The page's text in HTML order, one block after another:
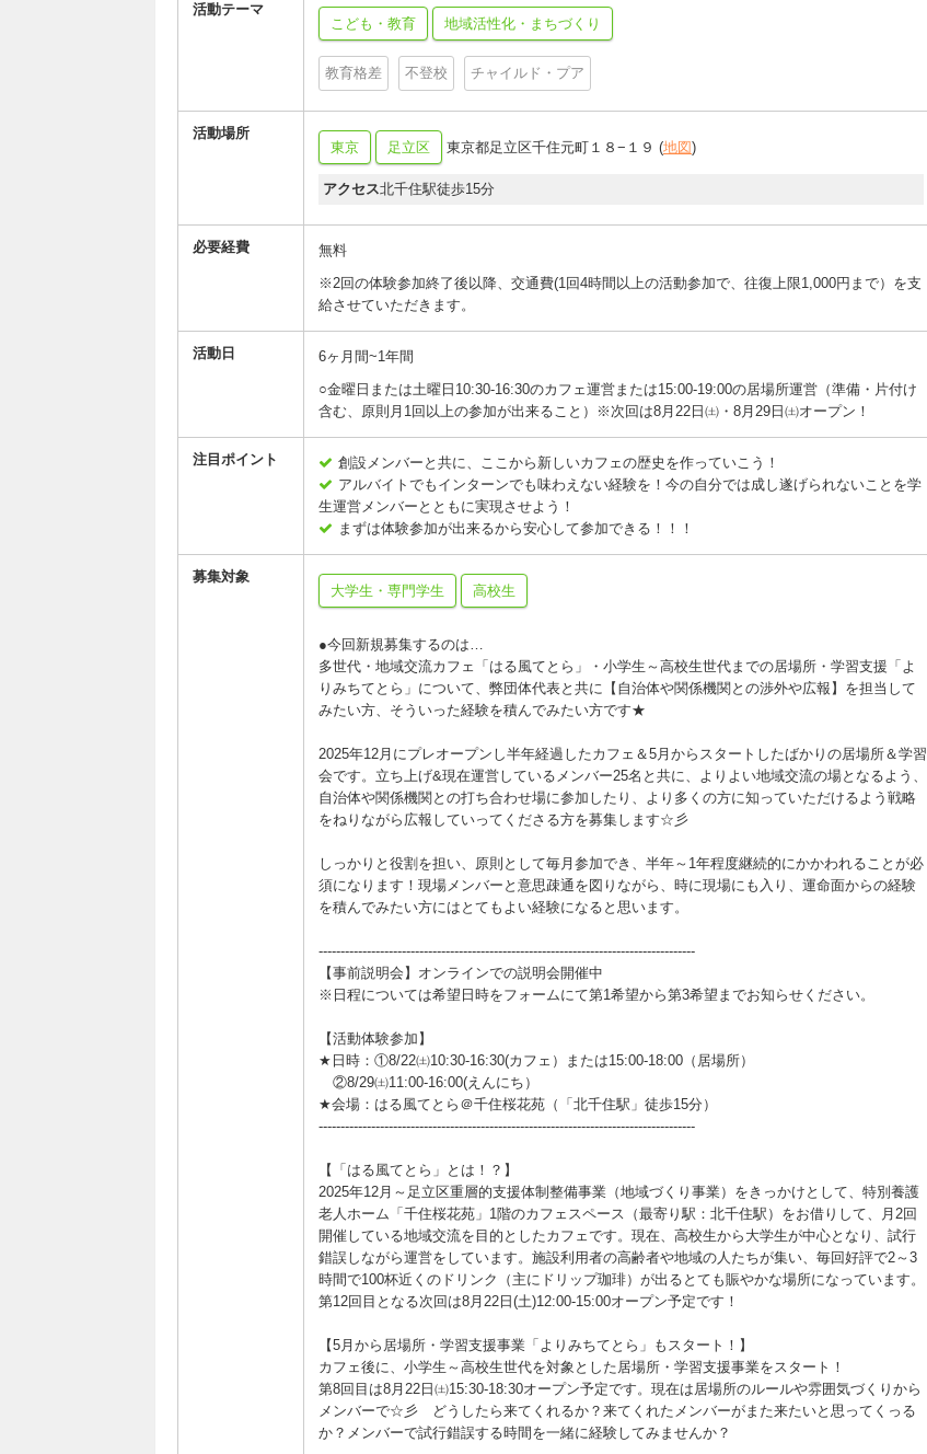
活動テーマ
こども・教育
地域活性化・まちづくり
教育格差 不登校 チャイルド・プア
活動場所
東京
足立区 東京都足立区千住元町１８−１９ (地図)
アクセス北千住駅徒歩15分
必要経費
無料
※2回の体験参加終了後以降、交通費(1回4時間以上の活動参加で、往復上限1,000円まで）を支
給させていただきます。
活動日
6ヶ月間~1年間
○金曜日または土曜日10:30-16:30のカフェ運営または15:00-19:00の居場所運営（準備・片付け
含む、原則月1回以上の参加が出来ること）※次回は8月22日㈯・8月29日㈯オープン！
注目ポイント
創設メンバーと共に、ここから新しいカフェの歴史を作っていこう！
アルバイトでもインターンでも味わえない経験を！今の自分では成し遂げられないことを学
生運営メンバーとともに実現させよう！
まずは体験参加が出来るから安心して参加できる！！！
募集対象
大学生・専門学生
高校生
●今回新規募集するのは…
多世代・地域交流カフェ「はる風てとら」・小学生～高校生世代までの居場所・学習支援「よ
りみちてとら」について、弊団体代表と共に【自治体や関係機関との渉外や広報】を担当して
みたい方、そういった経験を積んでみたい方です★
2025年12月にプレオープンし半年経過したカフェ＆5月からスタートしたばかりの居場所＆学習
会です。立ち上げ&現在運営しているメンバー25名と共に、よりよい地域交流の場となるよう、
自治体や関係機関との打ち合わせ場に参加したり、より多くの方に知っていただけるよう戦略
をねりながら広報していってくださる方を募集します☆彡
しっかりと役割を担い、原則として毎月参加でき、半年～1年程度継続的にかかわれることが必
須になります！現場メンバーと意思疎通を図りながら、時に現場にも入り、運命面からの経験
を積んでみたい方にはとてもよい経験になると思います。
--------------------------------------------------------------------------------------
【事前説明会】オンラインでの説明会開催中
※日程については希望日時をフォームにて第1希望から第3希望までお知らせください。
【活動体験参加】
★日時：①8/22㈯10:30-16:30(カフェ）または15:00-18:00（居場所）
②8/29㈯11:00-16:00(えんにち）
★会場：はる風てとら＠千住桜花苑（「北千住駅」徒歩15分）
--------------------------------------------------------------------------------------
【「はる風てとら」とは！？】
2025年12月～足立区重層的支援体制整備事業（地域づくり事業）をきっかけとして、特別養護
老人ホーム「千住桜花苑」1階のカフェスペース（最寄り駅：北千住駅）をお借りして、月2回
開催している地域交流を目的としたカフェです。現在、高校生から大学生が中心となり、試行
錯誤しながら運営をしています。施設利用者の高齢者や地域の人たちが集い、毎回好評で2～3
時間で100杯近くのドリンク（主にドリップ珈琲）が出るとても賑やかな場所になっています。
第12回目となる次回は8月22日(土)12:00-15:00オープン予定です！
【5月から居場所・学習支援事業「よりみちてとら」もスタート！】
カフェ後に、小学生～高校生世代を対象とした居場所・学習支援事業をスタート！
第8回目は8月22日㈯15:30-18:30オープン予定です。現在は居場所のルールや雰囲気づくりから
メンバーで☆彡 どうしたら来てくれるか？来てくれたメンバーがまた来たいと思ってくっる
か？メンバーで試行錯誤する時間を一緒に経験してみませんか？